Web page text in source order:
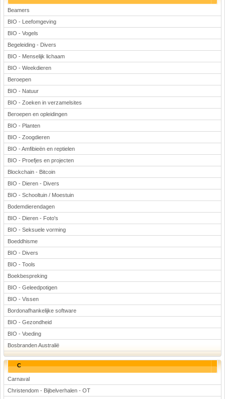
Beamers
BIO - Leefomgeving
BIO - Vogels
Begeleiding - Divers
BIO - Menselijk lichaam
BIO - Weekdieren
Beroepen
BIO - Natuur
BIO - Zoeken in verzamelsites
Beroepen en opleidingen
BIO - Planten
BIO - Zoogdieren
BIO - Amfibieën en reptielen
BIO - Proefjes en projecten
Blockchain - Bitcoin
BIO - Dieren - Divers
BIO - Schooltuin / Moestuin
Bodemdierendagen
BIO - Dieren - Foto's
BIO - Seksuele vorming
Boeddhisme
BIO - Divers
BIO - Tools
Boekbespreking
BIO - Geleedpotigen
BIO - Vissen
Bordonafhankelijke software
BIO - Gezondheid
BIO - Voeding
Bosbranden Australië
C
Carnaval
Christendom - Bijbelverhalen - OT